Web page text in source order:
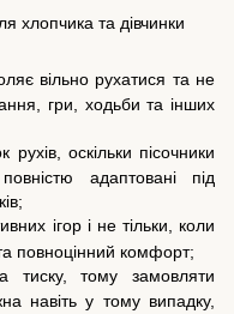
хлопчика та дівчинки
вільно рухатися та не
гри, ходьби та інших
рухів, оскільки пісочники
адаптовані під
ігор і не тільки, коли
повноцінний комфорт;
тиску, тому замовляти
навіть у тому випадку,